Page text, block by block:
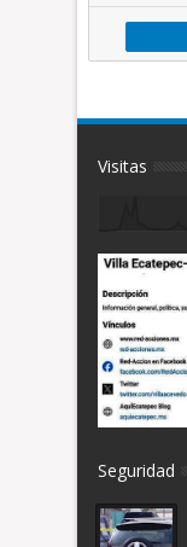
Visitas
Seguridad